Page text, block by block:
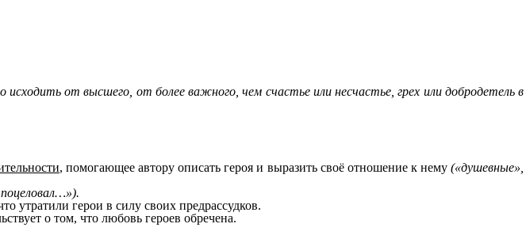
от высшего, от более важного, чем счастье или несчастье, грех или добродетель в
, помогающее автору описать героя и выразить своё отношение к нему(«душевные»,
утратили герои в силу своих предрассудков.
о том, что любовь героев обречена.